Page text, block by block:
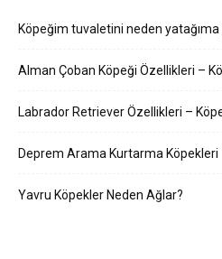
Köpeğim tuvaletini neden yatağıma
Alman Çoban Köpeği Özellikleri –
Labrador Retriever Özellikleri –
Deprem Arama Kurtarma Köpekleri
Yavru Köpekler Neden Ağlar?